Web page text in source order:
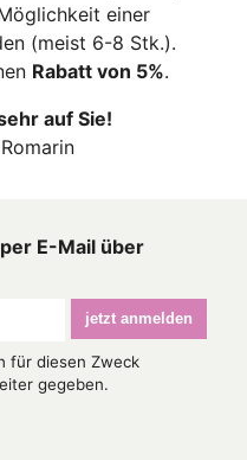
einer
(meist 6-8 Stk.).
Rabatt von 5%.
auf Sie!
E-Mail über
jetzt anmelden
für diesen Zweck
gegeben.